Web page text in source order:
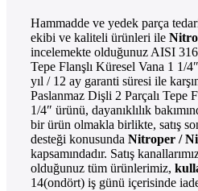
Hammadde ve yedek parça
ekibi ve kaliteli ürünleri ile
incelemekte olduğunuz AISI
Tepe Flanşlı Küresel Vana 1 1/
yıl / 12 ay garanti süresi ile
Paslanmaz Dişli 2 Parçalı Tepe
1/4″ ürünü, dayanıklılık
bir ürün olmakla birlikte, satış
desteği konusunda Nitroper /
kapsamındadır. Satış
olduğunuz tüm ürünlerimiz,
14(ondört) iş günü içerisinde